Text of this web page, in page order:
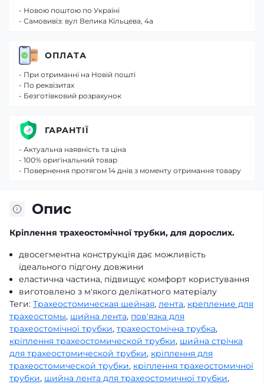
Опис
Кріплення трахеостомічної трубки, для дорослих.
двосегментна конструкція дає можливість
ідеального підгону довжини
еластична частина, підвищує комфорт користування
виготовлено з м'якого делікатного матеріалу
Теги: Трахеостомическая шейная, лента, крепление для
трахеостомы, шийна лента, пов'язка для
трахеостомічної трубки, трахеостомічна трубка,
кріплення трахеостомической трубки, шийна стрічка
для трахеостомической трубки, кріплення для
трахеостомической трубки, кріплення трахеостомичної
трубки, шийна лента для трахеостомичної трубки,
- Новою поштою по Україні
- Самовивіз: вул Велика Кільцева, 4а
ОПЛАТА
- При отриманні на Новій пошті
- По реквізитах
- Безготівковий розрахунок
ГАРАНТІЇ
- Актуальна наявність та ціна
- 100% оригінальний товар
- Повернення протягом 14 днів з моменту отримання товару